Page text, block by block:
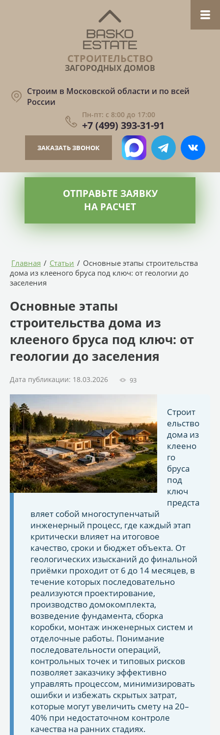
СТРОИТЕЛЬСТВО
ЗАГОРОДНЫХ ДОМОВ
Строим в Московской области и по всей
России
Пн-пт: с 8:00 до 17:00
+7 (499) 393-31-91
ЗАКАЗАТЬ ЗВОНОК
ОТПРАВЬТЕ ЗАЯВКУ
НА РАСЧЕТ
Главная / Статьи / Основные этапы строительства
дома из клееного бруса под ключ: от геологии до
заселения
Основные этапы
строительства дома из
клееного бруса под ключ: от
геологии до заселения
Дата публикации: 18.03.2026 93
Строит
ельство
дома из
клеено
го
бруса
под
ключ
предста
вляет собой многоступенчатый
инженерный процесс, где каждый этап
критически влияет на итоговое
качество, сроки и бюджет объекта. От
геологических изысканий до финальной
приёмки проходит от 6 до 14 месяцев, в
течение которых последовательно
реализуются проектирование,
производство домокомплекта,
возведение фундамента, сборка
коробки, монтаж инженерных систем и
отделочные работы. Понимание
последовательности операций,
контрольных точек и типовых рисков
позволяет заказчику эффективно
управлять процессом, минимизировать
ошибки и избежать скрытых затрат,
которые могут увеличить смету на 20–
40% при недостаточном контроле
качества на ранних стадиях.